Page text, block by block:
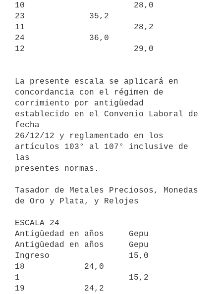
10                      28,0
23             35,2
11                      28,2
24             36,0
12                      29,0
La presente escala se aplicará en
concordancia con el régimen de
corrimiento por antigüedad
establecido en el Convenio Laboral de
fecha
26/12/12 y reglamentado en los
artículos 103° al 107° inclusive de
las
presentes normas.
Tasador de Metales Preciosos, Monedas
de Oro y Plata, y Relojes
ESCALA 24
Antigüedad en años     Gepu
Antigüedad en años     Gepu
Ingreso                15,0
18            24,0
1                      15,2
19            24,2